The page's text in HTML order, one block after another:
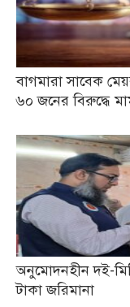
বাগমারা সাবেক
৬০ জনের বিরুদ্ধে
অনুমোদনহীন দই-
টাকা জরিমানা